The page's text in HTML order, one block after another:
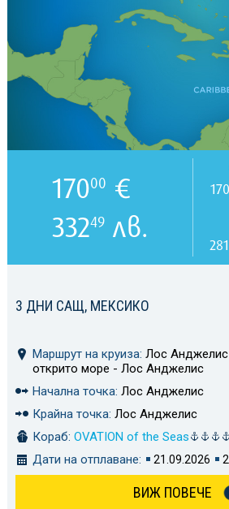
3 ДНИ САЩ, МЕКСИКО
Маршрут на круиза: Лос
открито море - Лос Анджелис
Начална точка: Лос Анджелис
Крайна точка: Лос Анджелис
Кораб: OVATION of the Seas
Дати на отплаване:
21.09.2026
ВИЖ ПОВЕЧЕ
17000 €
33249лв.
170
281